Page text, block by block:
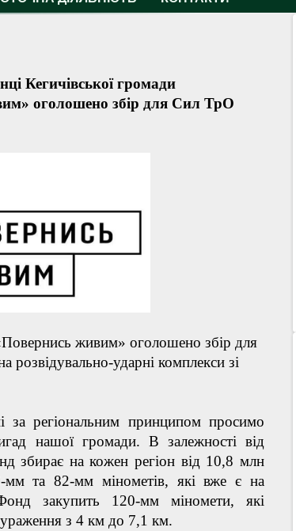
Кегичівської громади
оголошено збір для Сил ТрО
живим» оголошено збір для
ударні комплекси зі
регіональним принципом просимо
нашої громади. В залежності від
збирає на кожен регіон від 10,8 млн
та 82-мм мінометів, які вже є на
закупить 120-мм міномети, які
ураження з 4 км до 7,1 км.